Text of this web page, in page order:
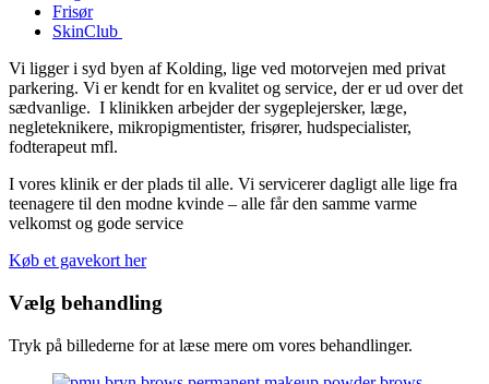
Frisør
SkinClub
Vi ligger i syd byen af Kolding, lige ved motorvejen med privat
parkering. Vi er kendt for en kvalitet og service, der er ud over det
sædvanlige. I klinikken arbejder der sygeplejersker, læge,
negleteknikere, mikropigmentister, frisører, hudspecialister,
fodterapeut mfl.
I vores klinik er der plads til alle. Vi servicerer dagligt alle lige fra
teenagere til den modne kvinde – alle får den samme varme
velkomst og gode service
Køb et gavekort her
Vælg behandling
Tryk på billederne for at læse mere om vores behandlinger.